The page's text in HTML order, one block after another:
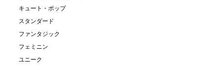
キュート・ポップ
スタンダード
ファンタジック
フェミニン
ユニーク